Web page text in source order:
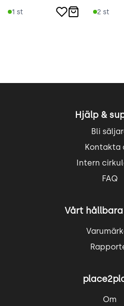
1 st 2 st
Hjälp &
Bli
Kontakta
Intern
FAQ
Vårt
Om